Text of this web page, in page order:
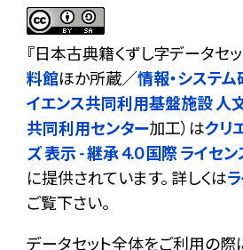
『日本古典籍くずし字データセッ
料館ほか所蔵／情報・システ
イエンス共同利用基盤施設 人
共同利用センター加工）はクリ
ズ 表示 - 継承 4.0 国際 ライセン
に提供されています。 詳しくは
ご覧下さい。
データセット全体をご利用の際